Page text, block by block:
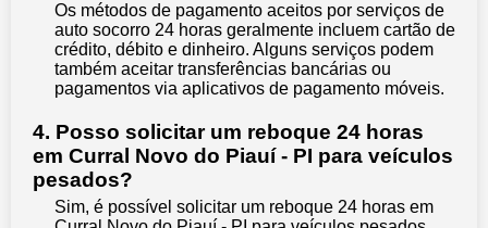
Os métodos de pagamento aceitos por serviços de
auto socorro 24 horas geralmente incluem cartão de
crédito, débito e dinheiro. Alguns serviços podem
também aceitar transferências bancárias ou
pagamentos via aplicativos de pagamento móveis.
4. Posso solicitar um reboque 24 horas
em Curral Novo do Piauí - PI para veículos
pesados?
Sim, é possível solicitar um reboque 24 horas em